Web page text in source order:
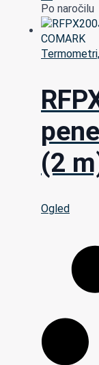
Po naročilu
(2
Ogled